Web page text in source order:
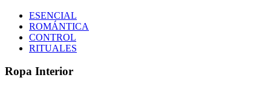
ESENCIAL
ROMÁNTICA
CONTROL
RITUALES
Ropa Interior